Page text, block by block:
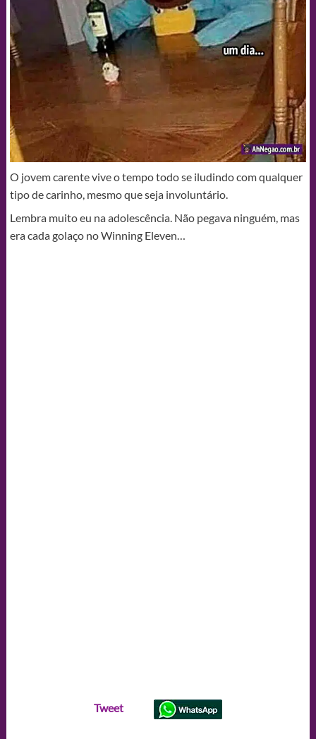
O jovem carente vive o tempo todo se iludindo com qualquer
tipo de carinho, mesmo que seja involuntário.
Lembra muito eu na adolescência. Não pegava ninguém, mas
era cada golaço no Winning Eleven…
Tweet